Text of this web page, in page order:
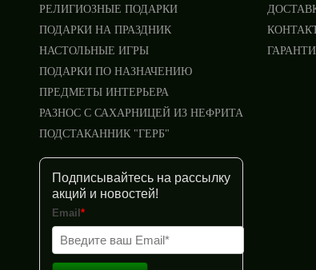
РЕЛИГИОЗНЫЕ ПОДАРКИ
ПОДАРКИ НА ПРАЗДНИК
НАСТОЛЬНЫЕ ИГРЫ
ПОДАРКИ ПО НАЗНАЧЕНИЮ
ПРЕДМЕТЫ ИНТЕРЬЕРА
РАЗНОС С САХАРНИЦЕЙ ИЗ НЕФРИТА
ПОДСТАКАННИК "ГЕРБ"
Подписывайтесь на рассылку
акций и новостей!
Email *